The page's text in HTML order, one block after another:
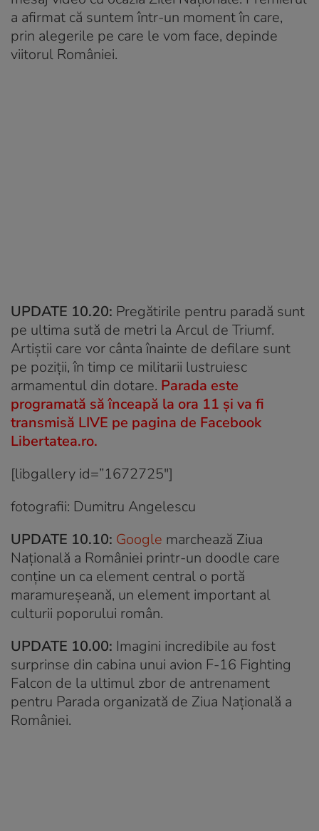
a afirmat că suntem într-un moment în care,
prin alegerile pe care le vom face, depinde
viitorul României.
UPDATE 10.20: Pregătirile pentru paradă sunt
pe ultima sută de metri la Arcul de Triumf.
Artiștii care vor cânta înainte de defilare sunt
pe poziții, în timp ce militarii lustruiesc
armamentul din dotare. Parada este
programată să înceapă la ora 11 și va fi
transmisă LIVE pe pagina de Facebook
Libertatea.ro.
[libgallery id=”1672725″]
fotografii: Dumitru Angelescu
UPDATE 10.10: Google marchează Ziua
Națională a României printr-un doodle care
conține un ca element central o portă
maramureșeană, un element important al
culturii poporului român.
UPDATE 10.00: Imagini incredibile au fost
surprinse din cabina unui avion F-16 Fighting
Falcon de la ultimul zbor de antrenament
pentru Parada organizată de Ziua Națională a
României.